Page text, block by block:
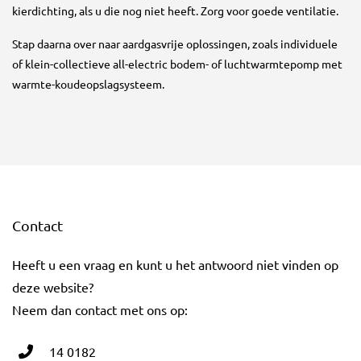
kierdichting, als u die nog niet heeft. Zorg voor goede ventilatie.
Stap daarna over naar aardgasvrije oplossingen, zoals individuele
of klein-collectieve all-electric bodem- of luchtwarmtepomp met
warmte-koudeopslagsysteem.
Contact
Heeft u een vraag en kunt u het antwoord niet vinden op
deze website?
Neem dan contact met ons op:
14 0182